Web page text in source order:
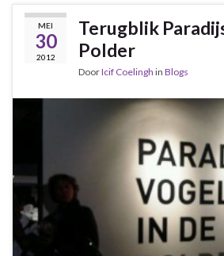
MEI
30
2012
Terugblik
Polder
DoorIcif Coelingh in Blogs